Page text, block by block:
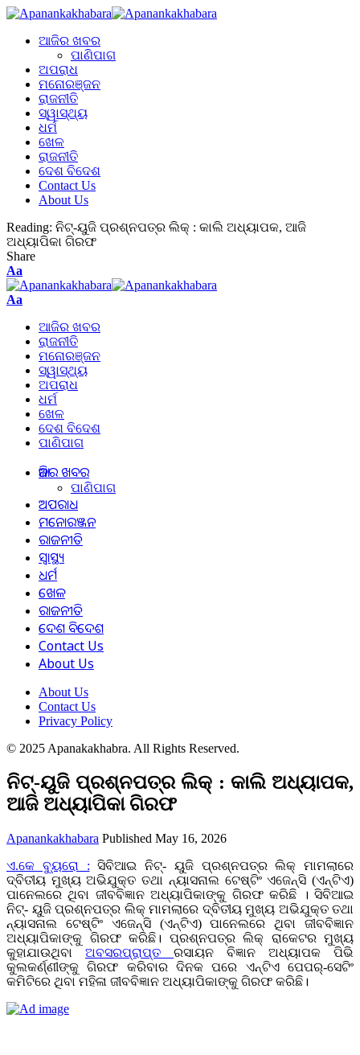
ଆଜିର ଖବର
ପାଣିପାଗ
ଅପରାଧ
ମନୋରଞ୍ଜନ
ରାଜନୀତି
ସ୍ୱାସ୍ଥ୍ୟ
ଧର୍ମ
ଖେଳ
ରାଜନୀତି
ଦେଶ ବିଦେଶ
Contact Us
About Us
Reading: ନିଟ୍-ୟୁଜି ପ୍ରଶ୍ନପତ୍ର ଲିକ୍‌ : କାଲି ଅଧ୍ୟାପକ, ଆଜି
ଅଧ୍ୟାପିକା ଗିରଫ
Share
Aa
Aa
ଆଜିର ଖବର
ରାଜନୀତି
ମନୋରଞ୍ଜନ
ସ୍ୱାସ୍ଥ୍ୟ
ଅପରାଧ
ଧର୍ମ
ଖେଳ
ଦେଶ ବିଦେଶ
ପାଣିପାଗ
ଆଜିର ଖବର
ପାଣିପାଗ
ଅପରାଧ
ମନୋରଞ୍ଜନ
ରାଜନୀତି
ସ୍ୱାସ୍ଥ୍ୟ
ଧର୍ମ
ଖେଳ
ରାଜନୀତି
ଦେଶ ବିଦେଶ
Contact Us
About Us
About Us
Contact Us
Privacy Policy
© 2025 Apanakakhabra. All Rights Reserved.
ନିଟ୍-ୟୁଜି ପ୍ରଶ୍ନପତ୍ର ଲିକ୍‌ : କାଲି ଅଧ୍ୟାପକ,
ଆଜି ଅଧ୍ୟାପିକା ଗିରଫ
Apanankakhabara Published May 16, 2026
ଏ.କେ ବ୍ୟୁରୋ : ସିବିଆଇ ନିଟ୍‌- ୟୁଜି ପ୍ରଶ୍ନପତ୍ର ଲିକ୍‌ ମାମଲାରେ
ଦ୍ବିତୀୟ ମୁଖ୍ୟ ଅଭିଯୁକ୍ତ ତଥା ନ୍ୟାସନାଲ ଟେଷ୍ଟିଂ ଏଜେନ୍ସି (ଏନ୍‌ଟିଏ)
ପାନେଲରେ ଥିବା ଜୀବବିଜ୍ଞାନ ଅଧ୍ୟାପିକାଙ୍କୁ ଗିରଫ କରିଛି । ସିବିଆଇ
ନିଟ୍‌- ୟୁଜି ପ୍ରଶ୍ନପତ୍ର ଲିକ୍‌ ମାମଲାରେ ଦ୍ବିତୀୟ ମୁଖ୍ୟ ଅଭିଯୁକ୍ତ ତଥା
ନ୍ୟାସନାଲ ଟେଷ୍ଟିଂ ଏଜେନ୍ସି (ଏନ୍‌ଟିଏ) ପାନେଲରେ ଥିବା ଜୀବବିଜ୍ଞାନ
ଅଧ୍ୟାପିକାଙ୍କୁ ଗିରଫ କରିଛି। ପ୍ରଶ୍ନପତ୍ର ଲିକ୍‌ ରାକେଟର ମୁଖ୍ୟ
କୁହାଯାଉଥିବା ଅବସରପ୍ରାପ୍ତ ରସାୟନ ବିଜ୍ଞାନ ଅଧ୍ୟାପକ ପିଭି
କୁଲକର୍ଣ୍ଣୀଙ୍କୁ ଗିରଫ କରିବାର ଦିନକ ପରେ ଏନ୍‌ଟିଏ ପେପର୍-ସେଟିଂ
କମିଟିରେ ଥିବା ମହିଳା ଜୀବବିଜ୍ଞାନ ଅଧ୍ୟାପିକାଙ୍କୁ ଗିରଫ କରିଛି।